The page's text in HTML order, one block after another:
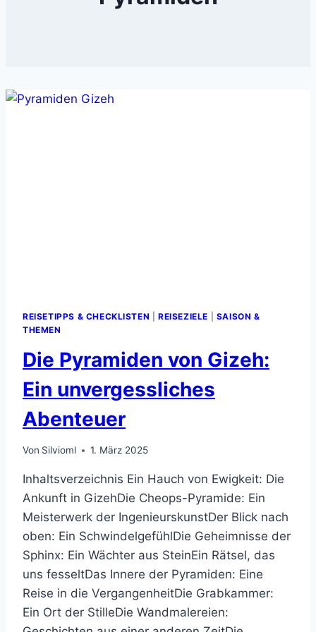
REISETIPPS & CHECKLISTEN |REISEZIELE
SAISON &
THEMEN
Die Pyramiden von Gizeh:
Ein unvergessliches
Abenteuer
Von Silvioml 1. März 2025
Inhaltsverzeichnis Ein Hauch von Ewigkeit: Die
Ankunft in GizehDie Cheops-Pyramide: Ein
Meisterwerk der IngenieurskunstDer Blick nach
oben: Ein SchwindelgefühlDie Geheimnisse der
Sphinx: Ein Wächter aus SteinEin Rätsel, das
uns fesseltDas Innere der Pyramiden: Eine
Reise in die VergangenheitDie Grabkammer:
Ein Ort der StilleDie Wandmalereien: